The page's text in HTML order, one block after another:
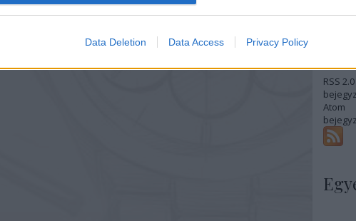
or app.
I want to allow Google to enable storage related to personalization.
I want to allow Google to enable storage related to security, including
authentication functionality and fraud prevention, and other user protection.
Data Deletion Data Access Privacy Policy
Tovább
RSS 2.0
Atom